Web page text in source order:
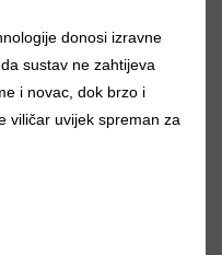
donosi izravne
sustav ne zahtijeva
i novac, dok brzo i
viličar uvijek spreman za